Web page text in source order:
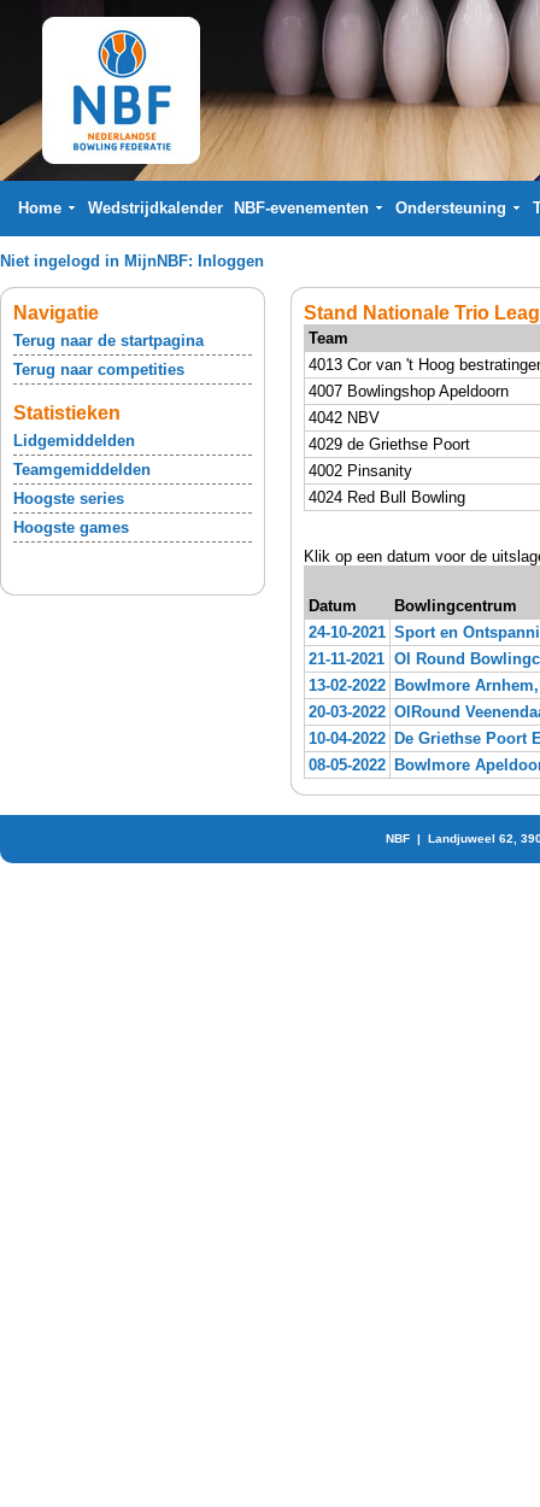
Home Wedstrijdkalender NBF-evenementen Ondersteuning
Niet ingelogd in MijnNBF: Inloggen
Navigatie
Terug naar de startpagina
Terug naar competities
Statistieken
Lidgemiddelden
Teamgemiddelden
Hoogste series
Hoogste games
Stand Nationale Trio
Team
4013 Cor van 't Hoog
4007 Bowlingshop Apeldoorn
4042 NBV
4029 de Griethse Poort
4002 Pinsanity
4024 Red Bull Bowling
Klik op een datum voor de
Datum
Bowlingcentrum
24-10-2021 Sport en
21-11-2021 Ol Round
13-02-2022 Bowlmore
20-03-2022 OlRound
10-04-2022 De Griethse Poort
08-05-2022 Bowlmore
NBF | Landjuweel 62,